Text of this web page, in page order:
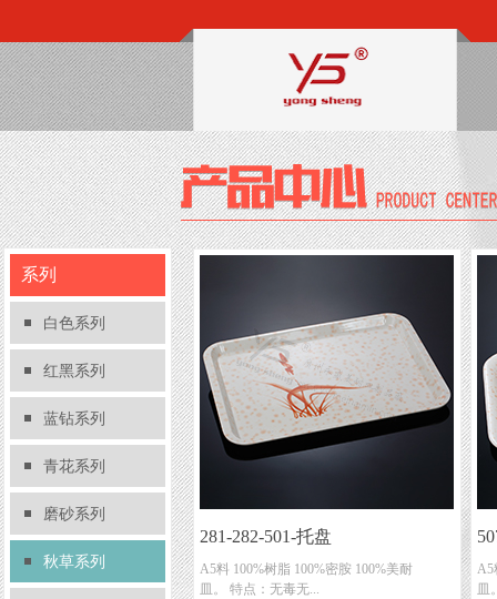
系列
白色系列
红黑系列
蓝钻系列
青花系列
磨砂系列
秋草系列
281-282-501-托盘
A5料 100%树脂 100%密胺 100%美耐
皿。 特点：无毒无...
A5
皿